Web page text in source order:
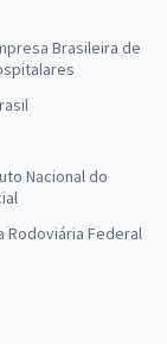
do Norte -
Brasileira de
Nacional do
Rodoviária Federal